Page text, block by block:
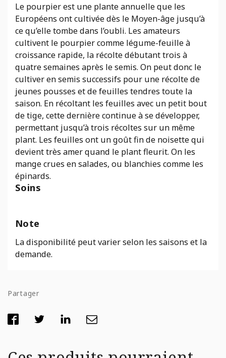
Écoumène
Le pourpier est une plante annuelle que les
Européens ont cultivée dès le Moyen-âge jusqu’à
ce qu’elle tombe dans l’oubli. Les amateurs
cultivent le pourpier comme légume-feuille à
croissance rapide, la récolte débutant trois à
quatre semaines après le semis. On peut donc le
cultiver en semis successifs pour une récolte de
jeunes pousses et de feuilles tendres toute la
saison. En récoltant les feuilles avec un petit bout
de tige, cette dernière continue à se développer,
permettant jusqu’à trois récoltes sur un même
plant. Les feuilles ont un goût fin de noisette qui
devient très amer quand le plant fleurit. On les
mange crues en salades, ou blanchies comme les
épinards.
Soins
Note
La disponibilité peut varier selon les saisons et la
demande.
Partager